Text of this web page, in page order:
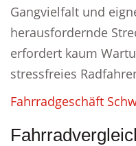
Gangvielfalt und
herausfordernde
erfordert kaum
stressfreies
Fahrradgeschäft